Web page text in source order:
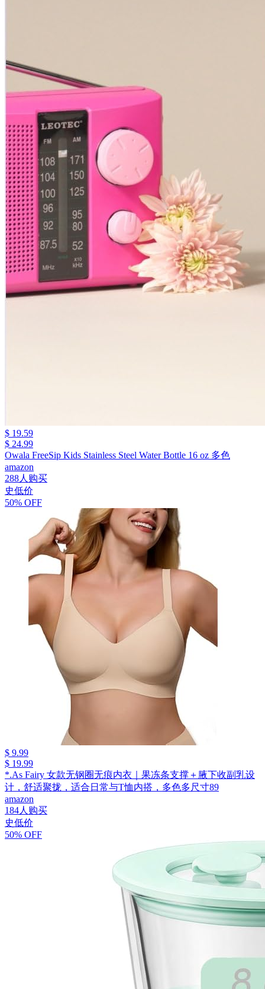
$ 19.59
$ 24.99
Owala FreeSip Kids Stainless Steel Water Bottle 16 oz 多色
amazon
288人购买
史低价
50% OFF
$ 9.99
$ 19.99
*.As Fairy 女款无钢圈无痕内衣｜果冻条支撑＋腋下收副乳设
计，舒适聚拢，适合日常与T恤内搭，多色多尺寸89
amazon
184人购买
史低价
50% OFF